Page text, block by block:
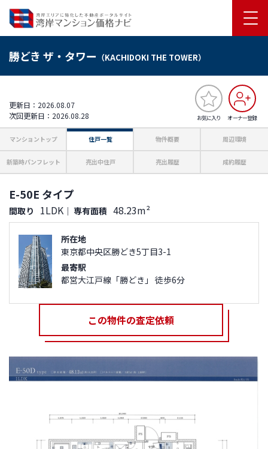
勝どき ザ・タワー （KACHIDOKI THE TOWER）
お気に入り オーナー登録
更新日：2026.08.07
次回更新日：2026.08.28
マンショントップ 住戸一覧 物件概要 周辺環境
新築時パンフレット 売出中住戸 売出履歴 成約履歴
E-50E タイプ
間取り 1LDK ｜ 専有面積 48.23m²
所在地
東京都中央区勝どき5丁目3-1
最寄駅
都営大江戸線「勝どき」 徒歩6分
この物件の査定依頼